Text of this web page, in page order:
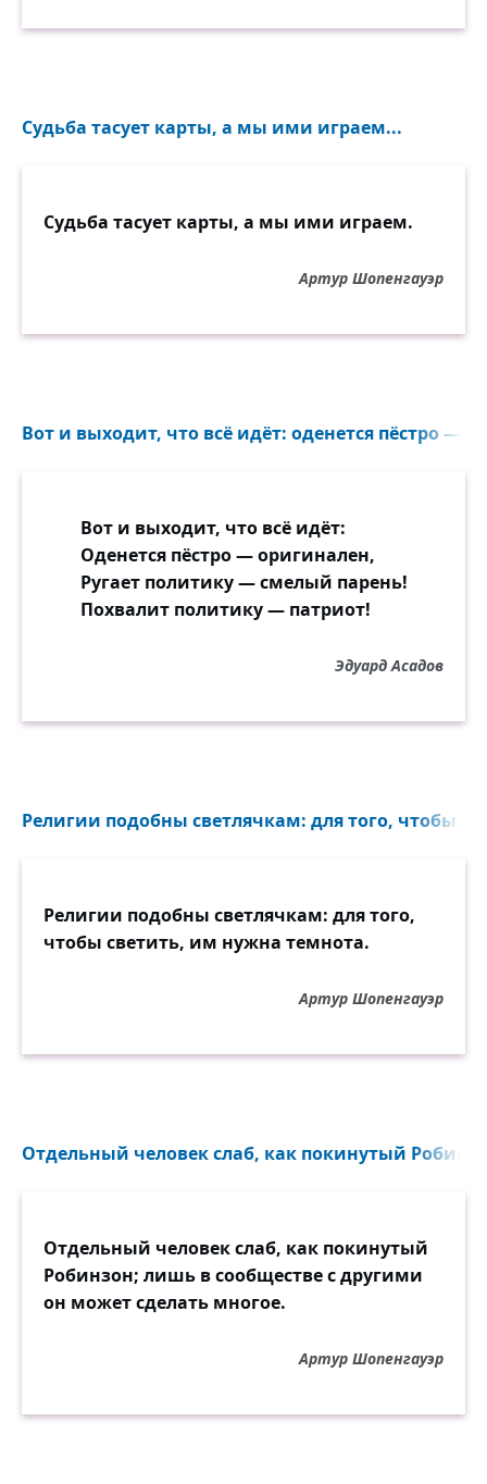
Судьба тасует карты, а мы ими играем...
Судьба тасует карты, а мы ими играем.
Артур Шопенгауэр
Вот и выходит, что всё идёт: оденется пёстро —
Вот и выходит, что всё идёт:
Оденется пёстро — оригинален,
Ругает политику — смелый парень!
Похвалит политику — патриот!
Эдуард Асадов
Религии подобны светлячкам: для того, чтобы
Религии подобны светлячкам: для того,
чтобы светить, им нужна темнота.
Артур Шопенгауэр
Отдельный человек слаб, как покинутый
Отдельный человек слаб, как покинутый
Робинзон; лишь в сообществе с другими
он может сделать многое.
Артур Шопенгауэр